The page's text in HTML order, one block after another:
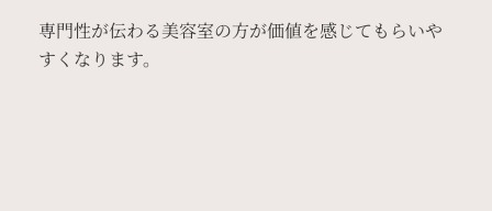
専門性が伝わる美容室の方が価値を感じてもらいや
すくなります。